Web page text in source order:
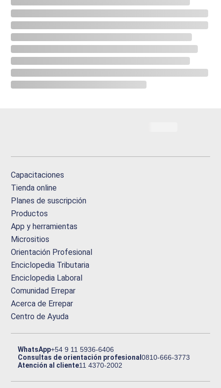
Capacitaciones
Tienda online
Planes de suscripción
Productos
App y herramientas
Micrositios
Orientación Profesional
Enciclopedia Tributaria
Enciclopedia Laboral
Comunidad Errepar
Acerca de Errepar
Centro de Ayuda
WhatsApp+54 9 11 5936-6406
Consultas de orientación profesional0810-666-3773
Atención al cliente11 4370-2002